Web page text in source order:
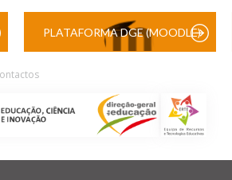
PLATAFORMA DGE (MOODLE)